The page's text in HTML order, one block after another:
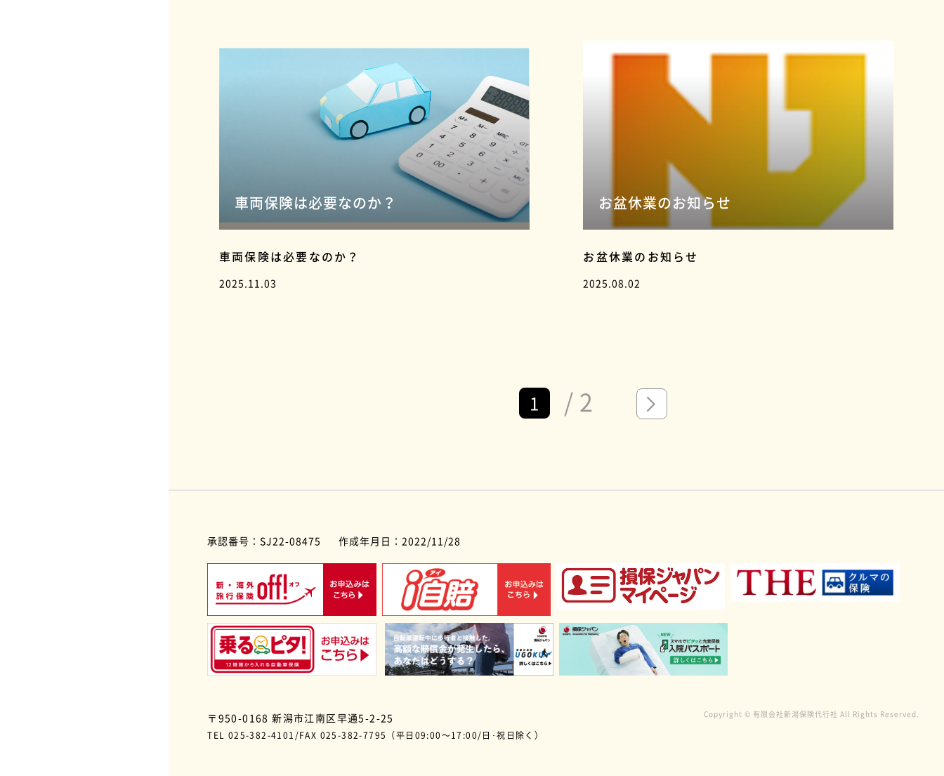
車両保険は必要なのか？
車両保険は必要なのか？
2025.11.03
お盆休業のお知らせ
お盆休業のお知らせ
2025.08.02
1 / 2
承認番号：SJ22-08475 作成年月日：2022/11/28
〒950-0168 新潟市江南区早通5-2-25
TEL 025-382-4101/FAX 025-382-7795（平日09:00〜17:00/日･祝日除く）
Copyright © 有限会社新潟保険代行社 All Rights Reserved.